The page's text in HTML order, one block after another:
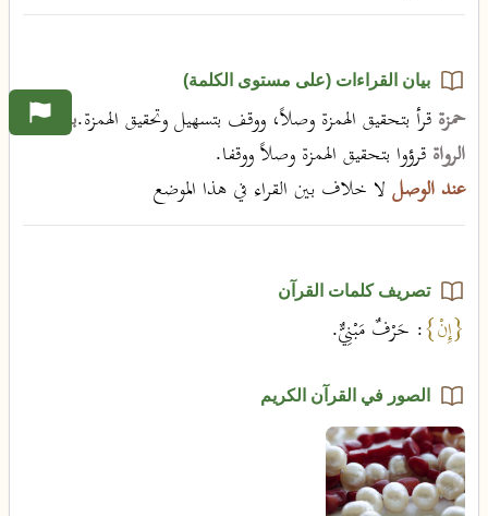
بيان القراءات (على مستوى الكلمة)
حمزةقرأ بتحقيق الهمزة وصلاً، ووقف بتسهيل وتحقيق الهمزة.باقي
الرواةقرؤوا بتحقيق الهمزة وصلاً ووقفا.
عند الوصللا خلاف بين القراء في هذا الموضع
تصريف كلمات القرآن
{إِنْ}: حَرْفٌ مَبْنِيٌّ.
الصور في القرآن الكريم